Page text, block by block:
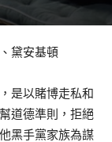
黛安基頓
是以賭博走私和
道德準則，拒絕
黑手黨家族為謀